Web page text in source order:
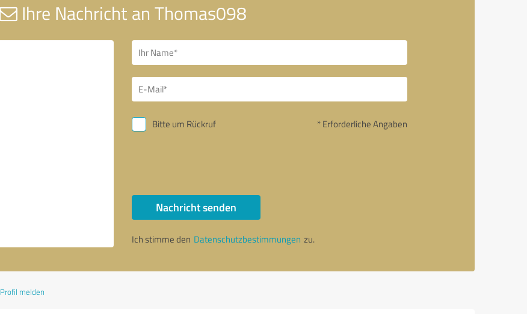
Ihre Nachricht an Thomas098
Bitte um Rückruf * Erforderliche Angaben
Nachricht senden
Ich stimme den Datenschutzbestimmungen zu.
Profil melden